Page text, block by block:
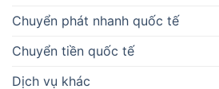
Chuyển phát nhanh quốc tế
Chuyển tiền quốc tế
Dịch vụ khác